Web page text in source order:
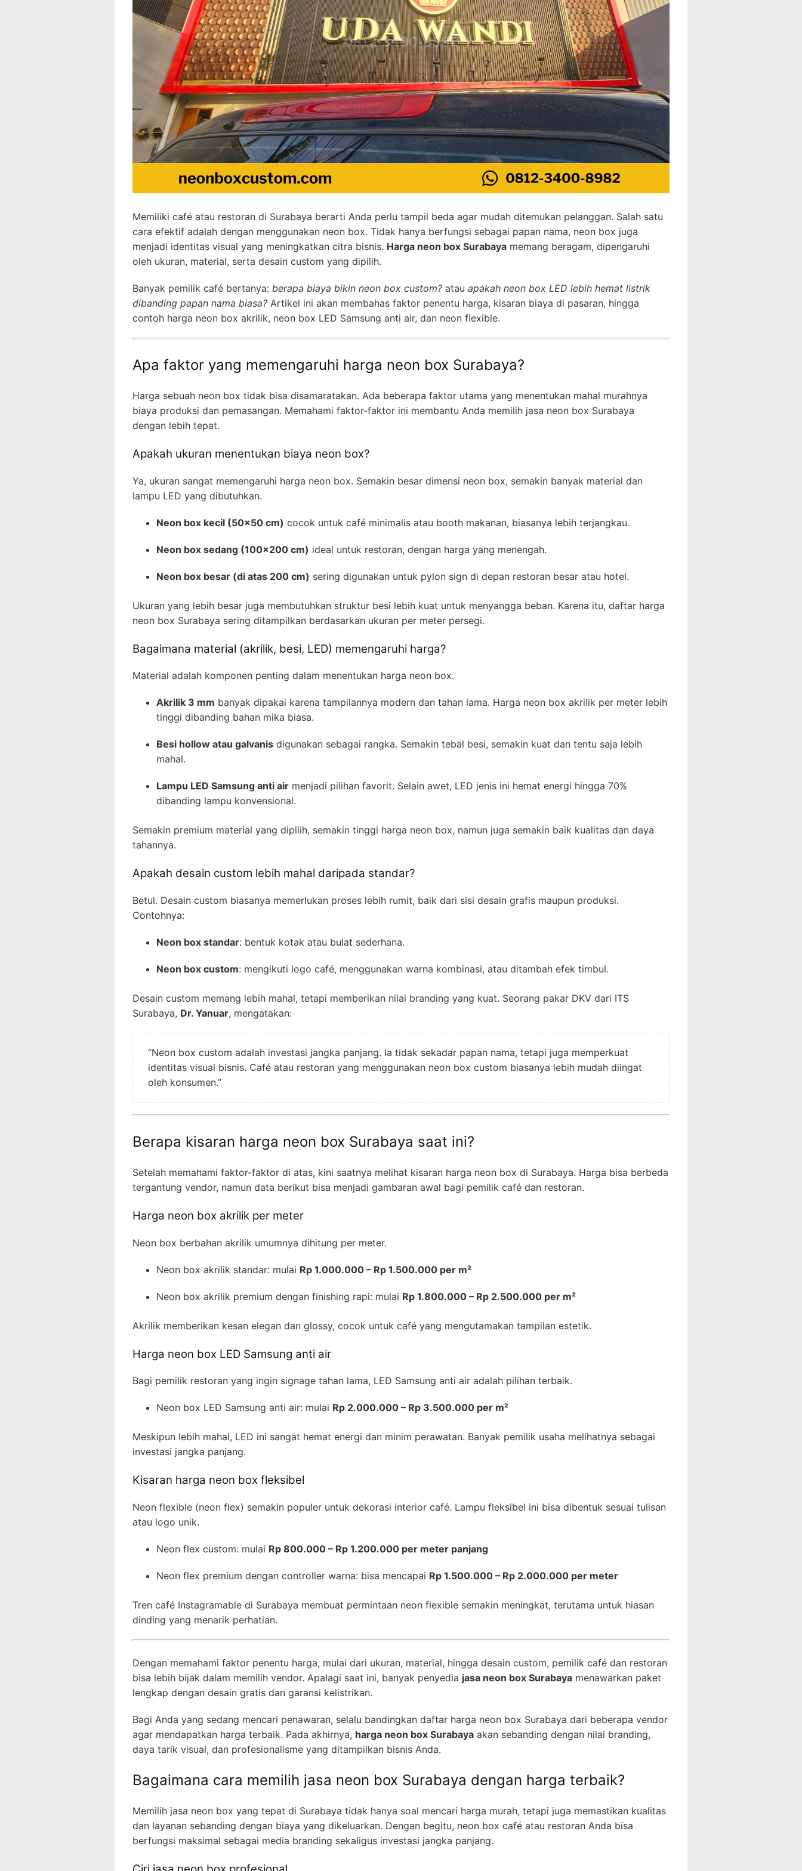
Memiliki café atau restoran di Surabaya berarti Anda perlu tampil beda agar mudah ditemukan pelanggan. Salah satu
cara efektif adalah dengan menggunakan neon box. Tidak hanya berfungsi sebagai papan nama, neon box juga
menjadi identitas visual yang meningkatkan citra bisnis. Harga neon box Surabaya memang beragam, dipengaruhi
oleh ukuran, material, serta desain custom yang dipilih.
Banyak pemilik café bertanya: berapa biaya bikin neon box custom? atau apakah neon box LED lebih hemat listrik
dibanding papan nama biasa? Artikel ini akan membahas faktor penentu harga, kisaran biaya di pasaran, hingga
contoh harga neon box akrilik, neon box LED Samsung anti air, dan neon flexible.
Apa faktor yang memengaruhi harga neon box Surabaya?
Harga sebuah neon box tidak bisa disamaratakan. Ada beberapa faktor utama yang menentukan mahal murahnya
biaya produksi dan pemasangan. Memahami faktor-faktor ini membantu Anda memilih jasa neon box Surabaya
dengan lebih tepat.
Apakah ukuran menentukan biaya neon box?
Ya, ukuran sangat memengaruhi harga neon box. Semakin besar dimensi neon box, semakin banyak material dan
lampu LED yang dibutuhkan.
Neon box kecil (50×50 cm) cocok untuk café minimalis atau booth makanan, biasanya lebih terjangkau.
Neon box sedang (100×200 cm) ideal untuk restoran, dengan harga yang menengah.
Neon box besar (di atas 200 cm) sering digunakan untuk pylon sign di depan restoran besar atau hotel.
Ukuran yang lebih besar juga membutuhkan struktur besi lebih kuat untuk menyangga beban. Karena itu, daftar harga
neon box Surabaya sering ditampilkan berdasarkan ukuran per meter persegi.
Bagaimana material (akrilik, besi, LED) memengaruhi harga?
Material adalah komponen penting dalam menentukan harga neon box.
Akrilik 3 mm banyak dipakai karena tampilannya modern dan tahan lama. Harga neon box akrilik per meter lebih
tinggi dibanding bahan mika biasa.
Besi hollow atau galvanis digunakan sebagai rangka. Semakin tebal besi, semakin kuat dan tentu saja lebih
mahal.
Lampu LED Samsung anti air menjadi pilihan favorit. Selain awet, LED jenis ini hemat energi hingga 70%
dibanding lampu konvensional.
Semakin premium material yang dipilih, semakin tinggi harga neon box, namun juga semakin baik kualitas dan daya
tahannya.
Apakah desain custom lebih mahal daripada standar?
Betul. Desain custom biasanya memerlukan proses lebih rumit, baik dari sisi desain grafis maupun produksi.
Contohnya:
Neon box standar: bentuk kotak atau bulat sederhana.
Neon box custom: mengikuti logo café, menggunakan warna kombinasi, atau ditambah efek timbul.
Desain custom memang lebih mahal, tetapi memberikan nilai branding yang kuat. Seorang pakar DKV dari ITS
Surabaya, Dr. Yanuar, mengatakan:
“Neon box custom adalah investasi jangka panjang. Ia tidak sekadar papan nama, tetapi juga memperkuat
identitas visual bisnis. Café atau restoran yang menggunakan neon box custom biasanya lebih mudah diingat
oleh konsumen.”
Berapa kisaran harga neon box Surabaya saat ini?
Setelah memahami faktor-faktor di atas, kini saatnya melihat kisaran harga neon box di Surabaya. Harga bisa berbeda
tergantung vendor, namun data berikut bisa menjadi gambaran awal bagi pemilik café dan restoran.
Harga neon box akrilik per meter
Neon box berbahan akrilik umumnya dihitung per meter.
Neon box akrilik standar: mulai Rp 1.000.000 – Rp 1.500.000 per m²
Neon box akrilik premium dengan finishing rapi: mulai Rp 1.800.000 – Rp 2.500.000 per m²
Akrilik memberikan kesan elegan dan glossy, cocok untuk café yang mengutamakan tampilan estetik.
Harga neon box LED Samsung anti air
Bagi pemilik restoran yang ingin signage tahan lama, LED Samsung anti air adalah pilihan terbaik.
Neon box LED Samsung anti air: mulai Rp 2.000.000 – Rp 3.500.000 per m²
Meskipun lebih mahal, LED ini sangat hemat energi dan minim perawatan. Banyak pemilik usaha melihatnya sebagai
investasi jangka panjang.
Kisaran harga neon box fleksibel
Neon flexible (neon flex) semakin populer untuk dekorasi interior café. Lampu fleksibel ini bisa dibentuk sesuai tulisan
atau logo unik.
Neon flex custom: mulai Rp 800.000 – Rp 1.200.000 per meter panjang
Neon flex premium dengan controller warna: bisa mencapai Rp 1.500.000 – Rp 2.000.000 per meter
Tren café Instagramable di Surabaya membuat permintaan neon flexible semakin meningkat, terutama untuk hiasan
dinding yang menarik perhatian.
Dengan memahami faktor penentu harga, mulai dari ukuran, material, hingga desain custom, pemilik café dan restoran
bisa lebih bijak dalam memilih vendor. Apalagi saat ini, banyak penyedia jasa neon box Surabaya menawarkan paket
lengkap dengan desain gratis dan garansi kelistrikan.
Bagi Anda yang sedang mencari penawaran, selalu bandingkan daftar harga neon box Surabaya dari beberapa vendor
agar mendapatkan harga terbaik. Pada akhirnya, harga neon box Surabaya akan sebanding dengan nilai branding,
daya tarik visual, dan profesionalisme yang ditampilkan bisnis Anda.
Bagaimana cara memilih jasa neon box Surabaya dengan harga terbaik?
Memilih jasa neon box yang tepat di Surabaya tidak hanya soal mencari harga murah, tetapi juga memastikan kualitas
dan layanan sebanding dengan biaya yang dikeluarkan. Dengan begitu, neon box café atau restoran Anda bisa
berfungsi maksimal sebagai media branding sekaligus investasi jangka panjang.